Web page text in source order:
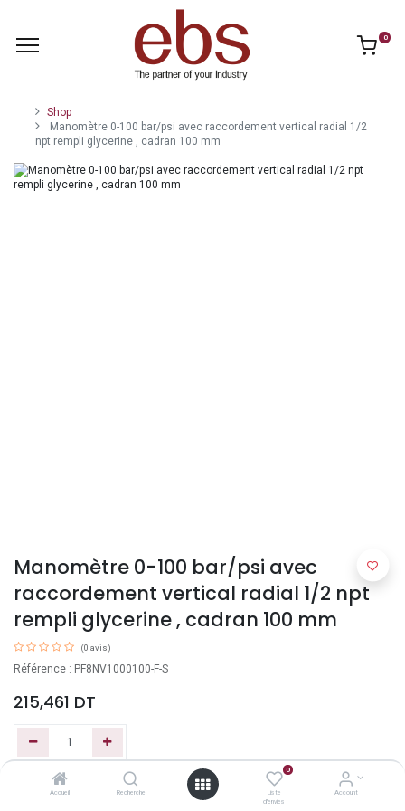
Accueil Recherche
0
Liste
d'envies
Account
0
Shop
Manomètre 0-100 bar/psi avec raccordement vertical radial 1/2
npt rempli glycerine , cadran 100 mm
Manomètre 0-100 bar/psi avec
raccordement vertical radial 1/2 npt
rempli glycerine , cadran 100 mm
(0 avis)
Référence : PF8NV1000100-F-S
215,461 DT
Ajouter au panier